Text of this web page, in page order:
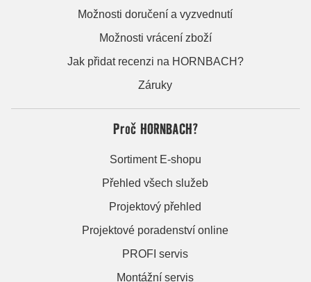
Možnosti doručení a vyzvednutí
Možnosti vrácení zboží
Jak přidat recenzi na HORNBACH?
Záruky
Proč HORNBACH?
Sortiment E-shopu
Přehled všech služeb
Projektový přehled
Projektové poradenství online
PROFI servis
Montážní servis